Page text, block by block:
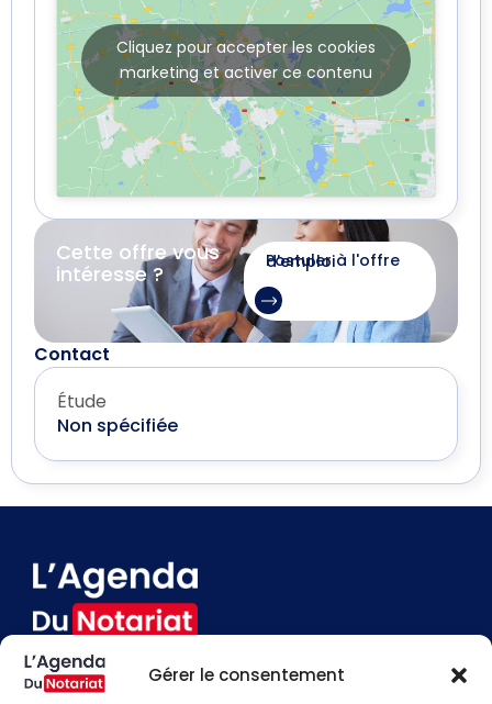
Gérer le consentement
Cliquez pour accepter les cookies
marketing et activer ce contenu
Cette offre vous
intéresse ?
Postuler à l'offre d'emploi
Contact
Étude
Non spécifiée